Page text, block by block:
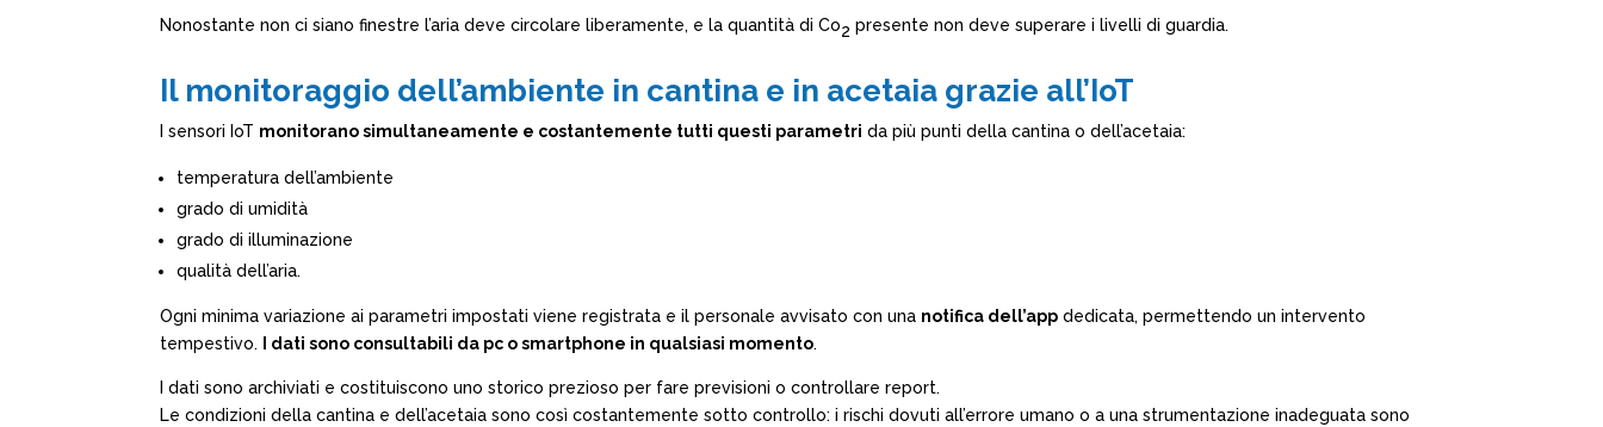
Nonostante non ci siano finestre l’aria deve circolare liberamente, e la quantità di Co2 presente non deve superare i livelli di guardia.
Il monitoraggio dell’ambiente in cantina e in acetaia grazie all’IoT
I sensori IoT monitorano simultaneamente e costantemente tutti questi parametri da più punti della cantina o dell’acetaia:
temperatura dell’ambiente
grado di umidità
grado di illuminazione
qualità dell’aria.
Ogni minima variazione ai parametri impostati viene registrata e il personale avvisato con una notifica dell’app dedicata, permettendo un intervento
tempestivo.
I dati sono consultabili da pc o smartphone in qualsiasi momento.
I dati sono archiviati e costituiscono uno storico prezioso per fare previsioni o controllare report.
Le condizioni della cantina e dell’acetaia sono così costantemente sotto controllo: i rischi dovuti all’errore umano o a una strumentazione inadeguata sono